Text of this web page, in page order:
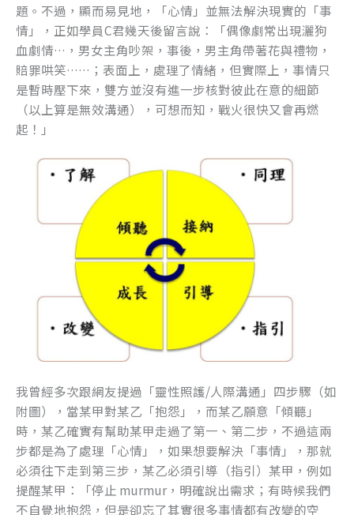
題。不過，顯而易見地，「心情」並無法解決現實的「事
情」，正如學員C君幾天後留言說：「偶像劇常出現灑狗
血劇情…，男女主角吵架，事後，男主角帶著花與禮物，
賠罪哄笑……；表面上，處理了情緒，但實際上，事情只
是暫時壓下來，雙方並沒有進一步核對彼此在意的細節
（以上算是無效溝通），可想而知，戰火很快又會再燃
起！」
我曾經多次跟網友提過「靈性照護/人際溝通」四步驟（如
附圖），當某甲對某乙「抱怨」，而某乙願意「傾聽」
時，某乙確實有幫助某甲走過了第一、第二步，不過這兩
步都是為了處理「心情」，如果想要解決「事情」，那就
必須往下走到第三步，某乙必須引導（指引）某甲，例如
提醒某甲：「停止 murmur，明確說出需求；有時候我們
不自覺地抱怨，但是卻忘了其實很多事情都有改變的空